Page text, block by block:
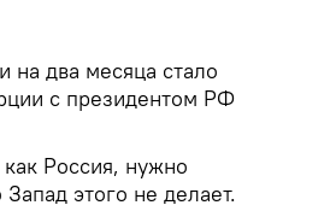
на два месяца стало
с президентом РФ
Россия, нужно
этого не делает.